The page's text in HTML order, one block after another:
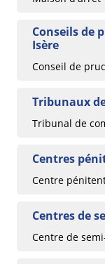
Conseils de
Isère
Conseil de
Tribunaux
Tribunal de
Centres
Centre
Centres de
Centre de